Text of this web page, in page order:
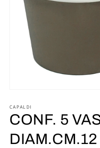
multimediali
1
in
modale
CAPALDI
CONF. 5